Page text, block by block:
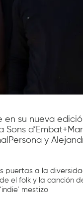
en su nueva
Sons
y
puertas a la
el folk y la canción
mestizo